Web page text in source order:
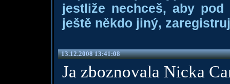
jestliže nechceš, aby
ještě někdo jiný,
13.12.2008 13:41:08
Ja zboznovala Nicka